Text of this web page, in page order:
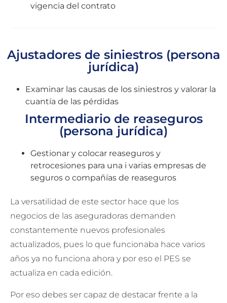
vigencia del contrato
Ajustadores de siniestros (persona
jurídica)
Examinar las causas de los siniestros y valorar la
cuantía de las pérdidas
Intermediario de reaseguros
(persona jurídica)
Gestionar y colocar reaseguros y
retrocesiones para una i varias empresas de
seguros o compañías de reaseguros
La versatilidad de este sector hace que los
negocios de las aseguradoras demanden
constantemente nuevos profesionales
actualizados, pues lo que funcionaba hace varios
años ya no funciona ahora y por eso el PES se
actualiza en cada edición.
Por eso debes ser capaz de destacar frente a la